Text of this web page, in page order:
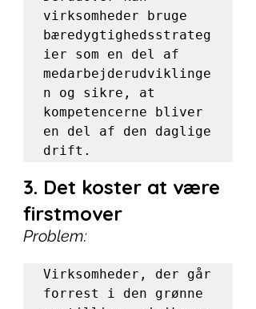
virksomheder bruge
bæredygtighedsstrateg
ier som en del af
medarbejderudviklinge
n og sikre, at
kompetencerne bliver
en del af den daglige
drift.
3. Det koster at være
firstmover
Problem:
Virksomheder, der går
forrest i den grønne